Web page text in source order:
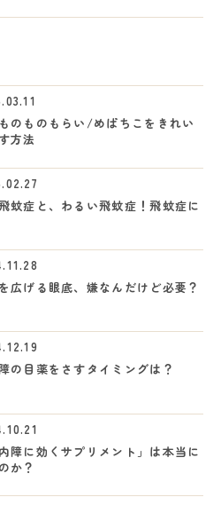
のものもらい/めばちこをきれい
方法
蚊症と、わるい飛蚊症！飛蚊症に
広げる眼底、嫌なんだけど必要？
の目薬をさすタイミングは？
内障に効くサプリメント」は本当に
か？